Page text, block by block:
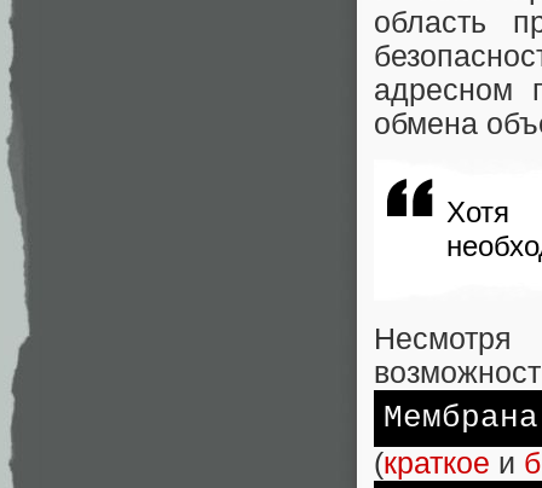
область
адресном
обмена
Хотя
Мембрана
(краткое и